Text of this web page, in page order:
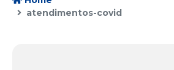
atendimentos-covid